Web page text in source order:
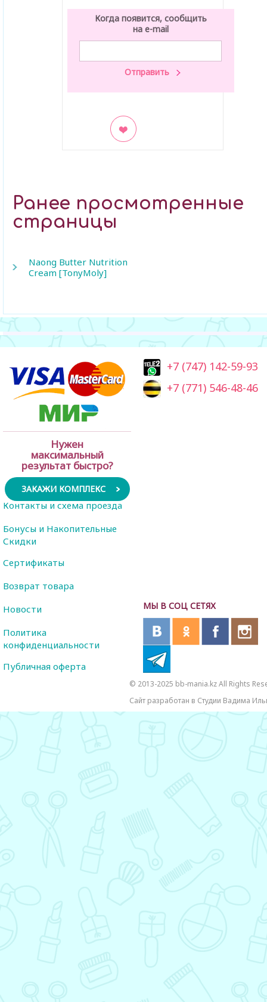
Когда появится, сообщить
на e-mail
Ранее просмотренные
страницы
Naong Butter Nutrition
Cream [TonyMoly]
Нужен
максимальный
результат быстро?
ЗАКАЖИ КОМПЛЕКС
+7 (747) 142-59-93
+7 (771) 546-48-46
МЫ В СОЦ СЕТЯХ
Контакты и схема проезда
Бонусы и Накопительные
Скидки
Сертификаты
Возврат товара
Новости
Политика
конфиденциальности
Публичная оферта
© 2013-2025 bb-mania.kz All Rights
Сайт разработан в Студии Вадима